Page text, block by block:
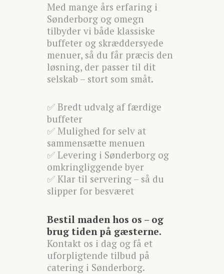
Med mange års erfaring i
Sønderborg og omegn
tilbyder vi både klassiske
buffeter og skræddersyede
menuer, så du får præcis den
løsning, der passer til dit
selskab – stort som småt.
✅ Bredt udvalg af færdige
buffeter
✅ Mulighed for selv at
sammensætte menuen
✅ Levering i Sønderborg og
omkringliggende byer
✅ Klar til servering – så du
slipper for besværet
Bestil maden hos os – og
brug tiden på gæsterne.
Kontakt os i dag og få et
uforpligtende tilbud på
catering i Sønderborg.